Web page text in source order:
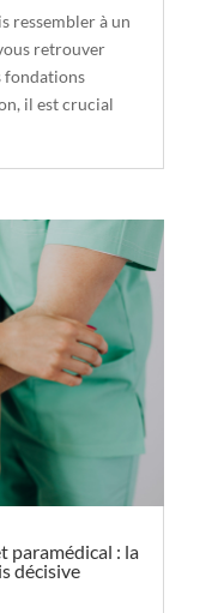
ressembler à un
retrouver
fondations
il est crucial
paramédical : la
décisive